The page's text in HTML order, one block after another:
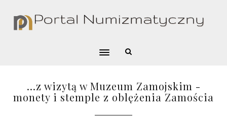
...z wizytą w Muzeum Zamojskim -
monety i stemple z oblężenia Zamościa